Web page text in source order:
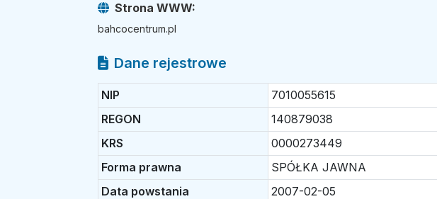
Strona WWW:
bahcocentrum.pl
Dane rejestrowe
NIP
7010055615
REGON
140879038
KRS
0000273449
Forma prawna
SPÓŁKA JAWNA
Data powstania
2007-02-05